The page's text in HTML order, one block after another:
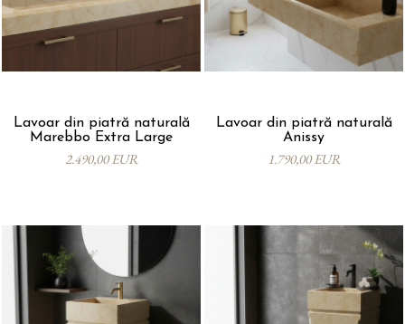
Lavoar din piatră naturală
Marebbo Extra Large
2.490,00 EUR
Lavoar din piatră naturală
Anissy
1.790,00 EUR